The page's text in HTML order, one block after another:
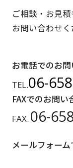
ご相談・お見
お問い合わせく
お電話でのお
TEL.06-
FAXでのお問い
FAX. 06-
メールフォー